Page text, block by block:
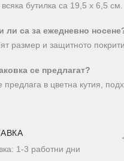
бутилка са 19,5 x 6,5 см.
ли са за ежедневно
размер и защитното
се предлагат?
предлага в цветна кутия,
1-3 работни дни